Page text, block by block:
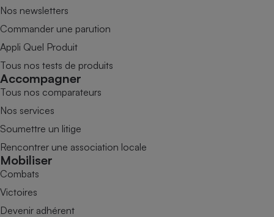
Nos newsletters
Commander une parution
Appli Quel Produit
Tous nos tests de produits
Accompagner
Tous nos comparateurs
Nos services
Soumettre un litige
Rencontrer une association locale
Mobiliser
Combats
Victoires
Devenir adhérent